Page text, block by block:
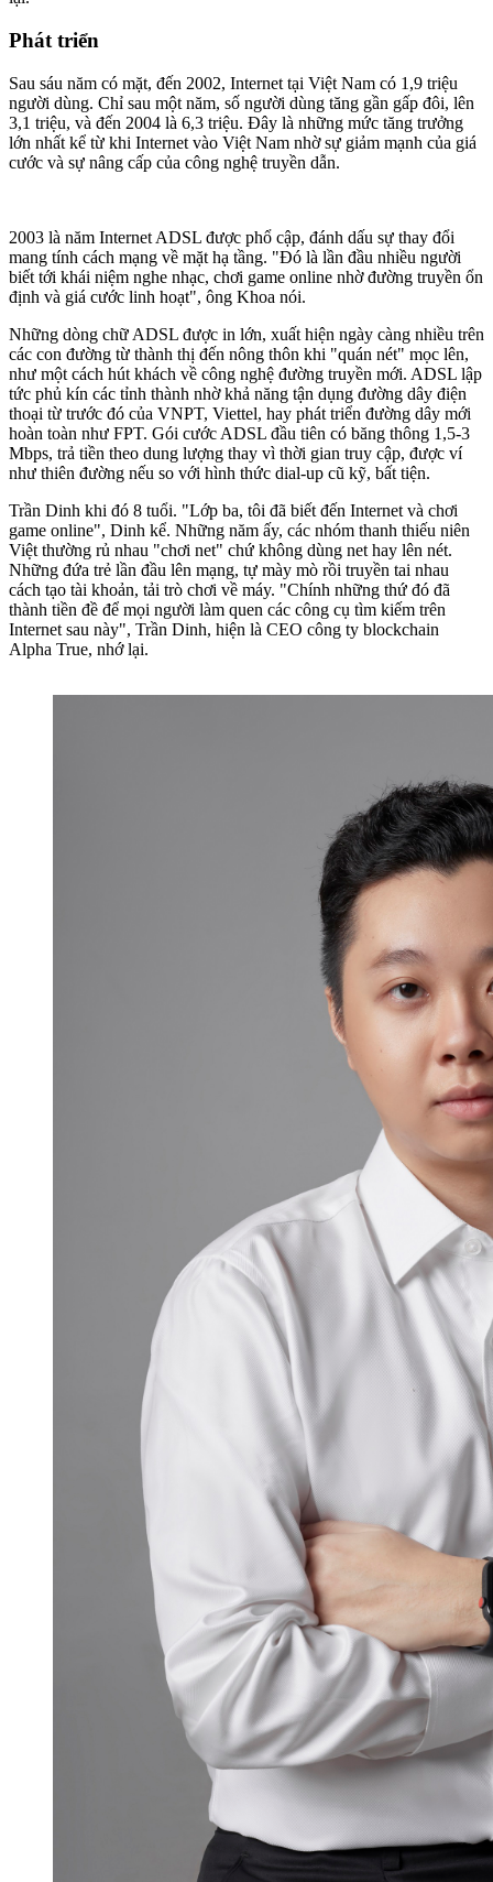
Phát triển
Sau sáu năm có mặt, đến 2002, Internet tại Việt Nam có 1,9 triệu
người dùng. Chỉ sau một năm, số người dùng tăng gần gấp đôi, lên
3,1 triệu, và đến 2004 là 6,3 triệu. Đây là những mức tăng trưởng
lớn nhất kể từ khi Internet vào Việt Nam nhờ sự giảm mạnh của giá
cước và sự nâng cấp của công nghệ truyền dẫn.
2003 là năm Internet ADSL được phổ cập, đánh dấu sự thay đổi
mang tính cách mạng về mặt hạ tầng. "Đó là lần đầu nhiều người
biết tới khái niệm nghe nhạc, chơi game online nhờ đường truyền ổn
định và giá cước linh hoạt", ông Khoa nói.
Những dòng chữ ADSL được in lớn, xuất hiện ngày càng nhiều trên
các con đường từ thành thị đến nông thôn khi "quán nét" mọc lên,
như một cách hút khách về công nghệ đường truyền mới. ADSL lập
tức phủ kín các tỉnh thành nhờ khả năng tận dụng đường dây điện
thoại từ trước đó của VNPT, Viettel, hay phát triển đường dây mới
hoàn toàn như FPT. Gói cước ADSL đầu tiên có băng thông 1,5-3
Mbps, trả tiền theo dung lượng thay vì thời gian truy cập, được ví
như thiên đường nếu so với hình thức dial-up cũ kỹ, bất tiện.
Trần Dinh khi đó 8 tuổi. "Lớp ba, tôi đã biết đến Internet và chơi
game online", Dinh kể. Những năm ấy, các nhóm thanh thiếu niên
Việt thường rủ nhau "chơi net" chứ không dùng net hay lên nét.
Những đứa trẻ lần đầu lên mạng, tự mày mò rồi truyền tai nhau
cách tạo tài khoản, tải trò chơi về máy. "Chính những thứ đó đã
thành tiền đề để mọi người làm quen các công cụ tìm kiếm trên
Internet sau này", Trần Dinh, hiện là CEO công ty blockchain
Alpha True, nhớ lại.